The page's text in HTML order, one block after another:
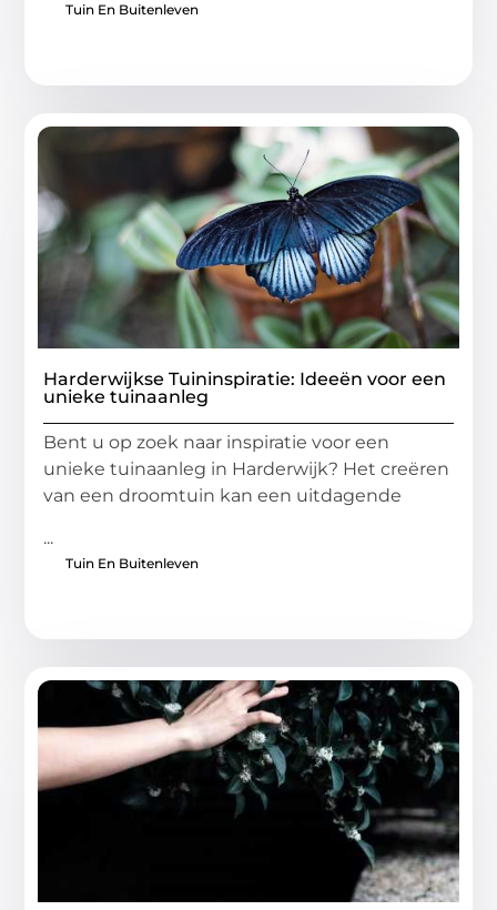
Tuin En Buitenleven
Harderwijkse Tuininspiratie: Ideeën voor een
unieke tuinaanleg
Bent u op zoek naar inspiratie voor een
unieke tuinaanleg in Harderwijk? Het creëren
van een droomtuin kan een uitdagende
...
Tuin En Buitenleven